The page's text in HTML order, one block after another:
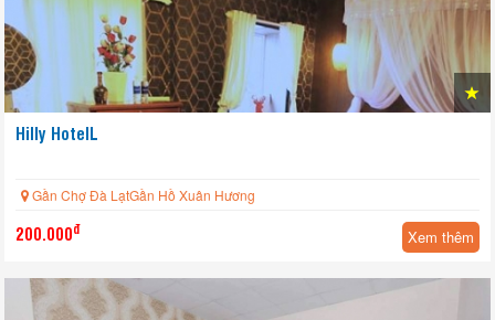
Hilly HotelL
Gần Chợ Đà LạtGần Hồ Xuân Hương
200.000đ Xem thêm